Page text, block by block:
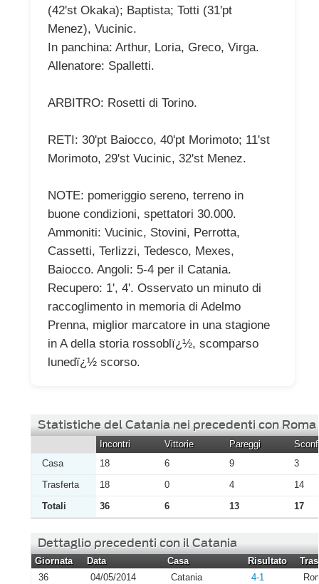
(42'st Okaka); Baptista; Totti (31'pt
Menez), Vucinic.
In panchina: Arthur, Loria, Greco, Virga.
Allenatore: Spalletti.
ARBITRO: Rosetti di Torino.
RETI: 30'pt Baiocco, 40'pt Morimoto; 11'st
Morimoto, 29'st Vucinic, 32'st Menez.
NOTE: pomeriggio sereno, terreno in
buone condizioni, spettatori 30.000.
Ammoniti: Vucinic, Stovini, Perrotta,
Cassetti, Terlizzi, Tedesco, Mexes,
Baiocco. Angoli: 5-4 per il Catania.
Recupero: 1', 4'. Osservato un minuto di
raccoglimento in memoria di Adelmo
Prenna, miglior marcatore in una stagione
in A della storia rossoblï¿½, scomparso
lunedï¿½ scorso.
Statistiche del Catania nei precedenti con Roma
Incontri Vittorie Pareggi
Casa
18 6 9
3
Trasferta
18 0 4
14
Totali
36 6 13 17
Dettaglio precedenti con il Catania
Giornata Data Casa Risultato
36
04/05/2014 Catania 4-1